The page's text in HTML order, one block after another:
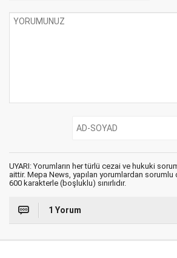
UYARI: Yorumların her türlü cezai ve hukuki
aittir. Mepa News, yapılan yorumlardan sorumlu
600 karakterle (boşluklu) sınırlıdır.
1 Yorum